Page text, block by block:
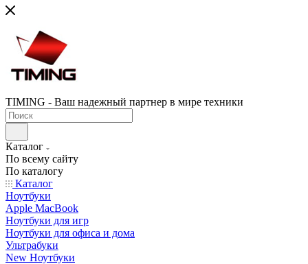
TIMING - Ваш надежный партнер в мире техники
Каталог
По всему сайту
По каталогу
Каталог
Ноутбуки
Apple MacBook
Ноутбуки для игр
Ноутбуки для офиса и дома
Ультрабуки
New Ноутбуки